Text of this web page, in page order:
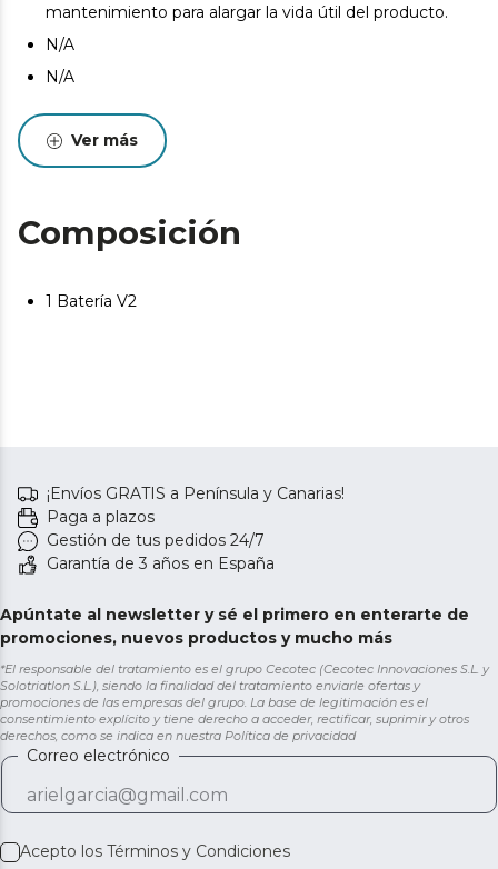
mantenimiento para alargar la vida útil del producto.
N/A
N/A
N/A
N/A
N/A
N/A
N/A
Ver más
Composición
1 Batería V2
¡Envíos GRATIS a Península y Canarias!
Paga a plazos
Gestión de tus pedidos 24/7
Garantía de 3 años en España
Apúntate al newsletter y sé el primero en enterarte de
promociones, nuevos productos y mucho más
*El responsable del tratamiento es el grupo Cecotec (Cecotec Innovaciones S.L. y
Solotriatlon S.L.), siendo la finalidad del tratamiento enviarle ofertas y
promociones de las empresas del grupo. La base de legitimación es el
consentimiento explícito y tiene derecho a acceder, rectificar, suprimir y otros
derechos, como se indica en nuestra Política de privacidad
Correo electrónico
Acepto los Términos y Condiciones